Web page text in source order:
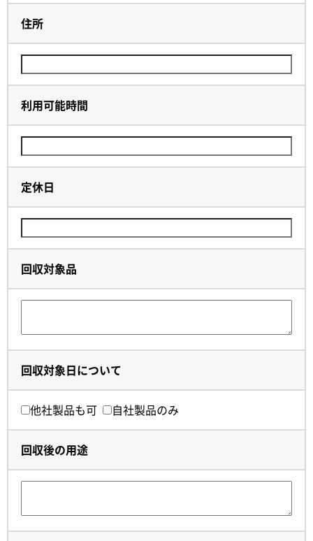
住所
利用可能時間
定休日
回収対象品
回収対象日について
他社製品も可 自社製品のみ
回収後の用途